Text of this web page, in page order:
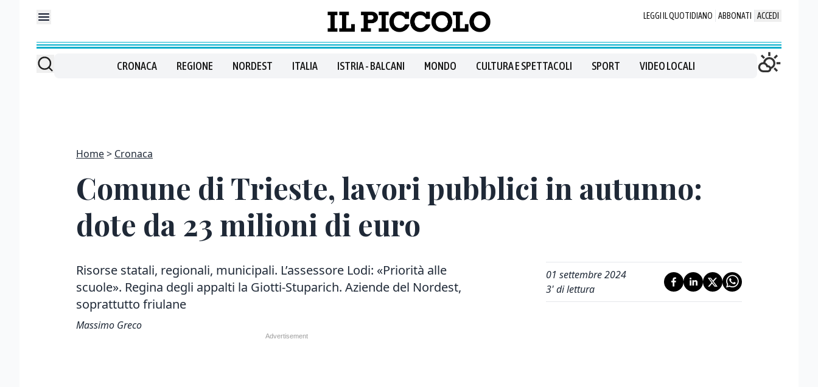
LEGGI IL QUOTIDIANO ABBONATI ACCEDI
CRONACA REGIONE NORDEST ITALIA ISTRIA - BALCANI MONDO CULTURA E SPETTACOLI SPORT VIDEO LOCALI
Home Cronaca
Comune di Trieste, lavori pubblici in autunno:
dote da 23 milioni di euro
Risorse statali, regionali, municipali. L’assessore Lodi: «Priorità alle
scuole». Regina degli appalti la Giotti-Stuparich. Aziende del Nordest,
soprattutto friulane
Massimo Greco
01 settembre 2024
3' di lettura